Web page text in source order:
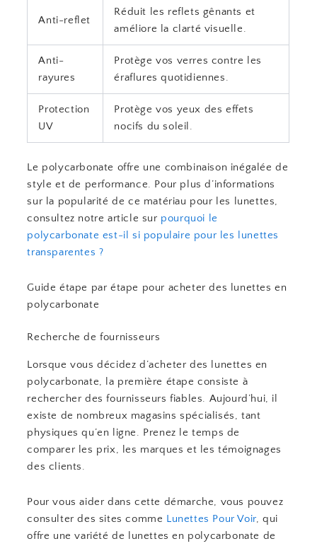
Anti-reflet
Réduit les reflets gênants et
améliore la clarté visuelle.
Anti-
rayures
Protège vos verres contre les
éraflures quotidiennes.
Protection
UV
Protège vos yeux des effets
nocifs du soleil.
Le polycarbonate offre une combinaison inégalée de
style et de performance. Pour plus d’informations
sur la popularité de ce matériau pour les lunettes,
consultez notre article sur pourquoi le
polycarbonate est-il si populaire pour les lunettes
transparentes ?
Guide étape par étape pour acheter des lunettes en
polycarbonate
Recherche de fournisseurs
Lorsque vous décidez d’acheter des lunettes en
polycarbonate, la première étape consiste à
rechercher des fournisseurs fiables. Aujourd’hui, il
existe de nombreux magasins spécialisés, tant
physiques qu’en ligne. Prenez le temps de
comparer les prix, les marques et les témoignages
des clients.
Pour vous aider dans cette démarche, vous pouvez
consulter des sites comme Lunettes Pour Voir, qui
offre une variété de lunettes en polycarbonate de